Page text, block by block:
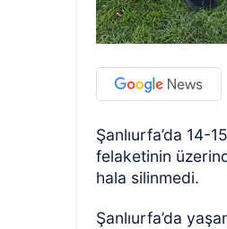
Şanlıurfa’da 14-
felaketinin
hala silinmedi.
Şanlıurfa’da